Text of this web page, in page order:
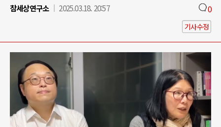
참세상연구소
2025.03.18. 20:57 0
기사수정